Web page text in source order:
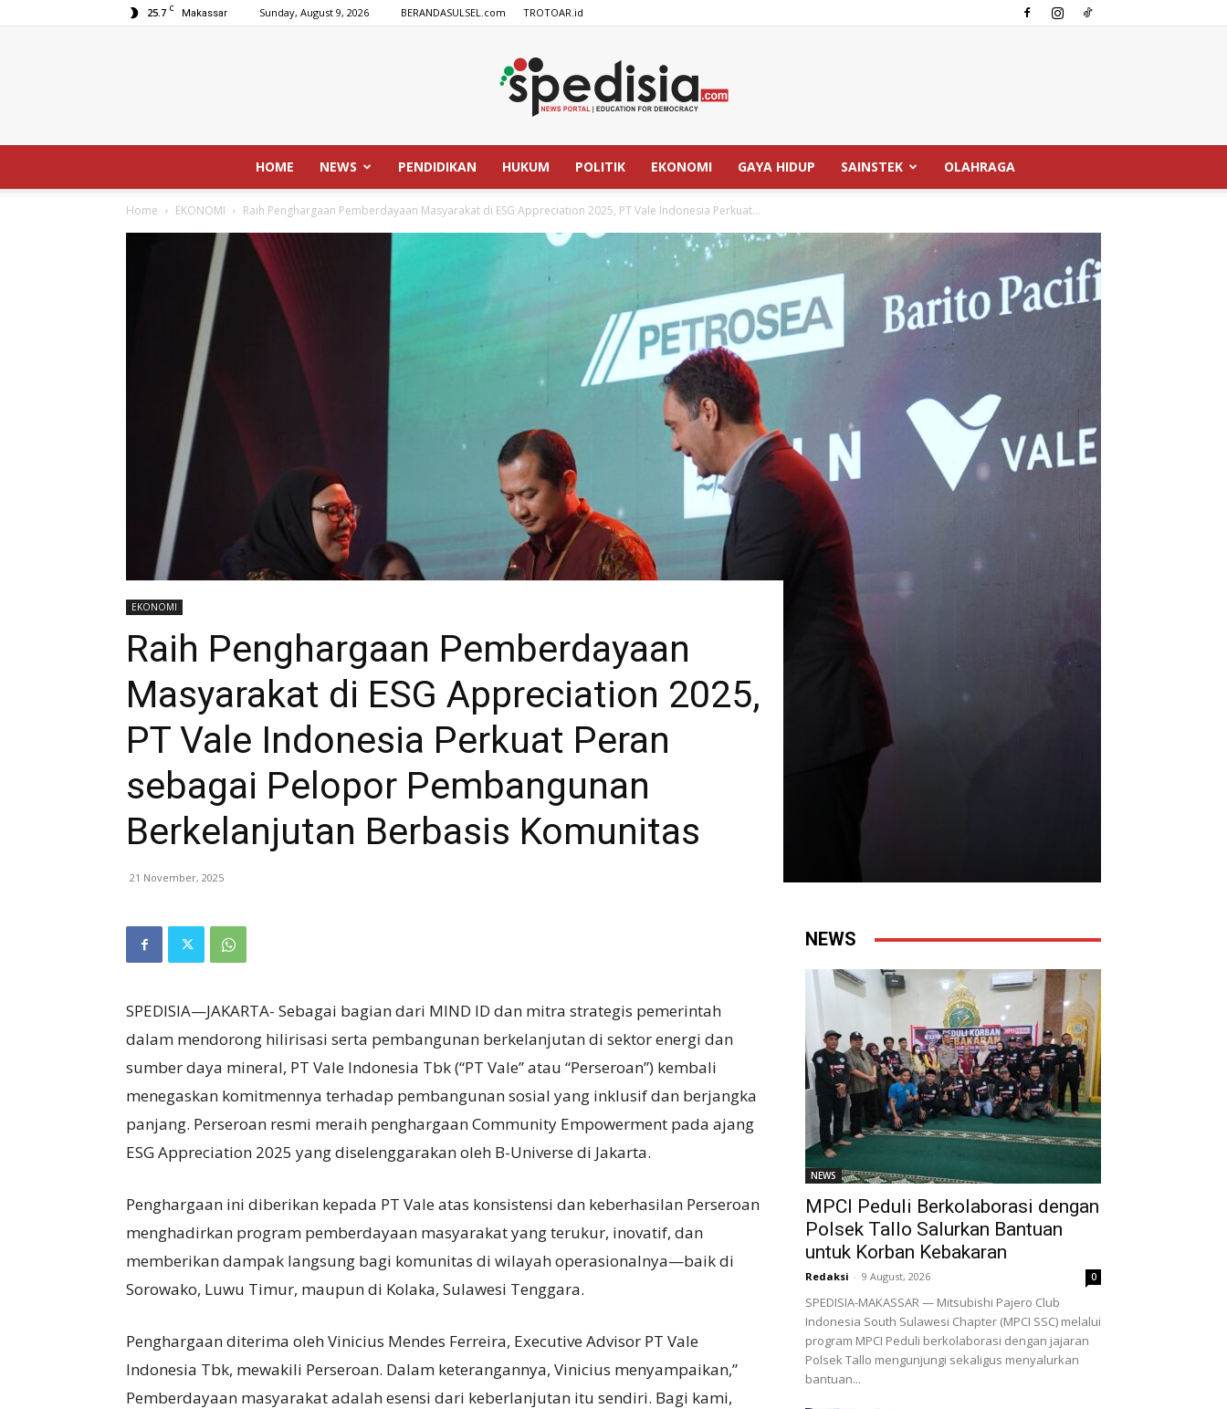
25.7 C Makassar Sunday, August 9, 2026 BERANDASULSEL.com TROTOAR.id
SPEDISIA.com
HOME NEWS PENDIDIKAN HUKUM POLITIK EKONOMI GAYA HIDUP SAINSTEK OLAHRAGA
Home EKONOMI Raih Penghargaan Pemberdayaan Masyarakat di ESG Appreciation 2025, PT Vale Indonesia Perkuat...
EKONOMI
Raih Penghargaan Pemberdayaan
Masyarakat di ESG Appreciation 2025,
PT Vale Indonesia Perkuat Peran
sebagai Pelopor Pembangunan
Berkelanjutan Berbasis Komunitas
21 November, 2025
SPEDISIA—JAKARTA- Sebagai bagian dari MIND ID dan mitra strategis pemerintah
dalam mendorong hilirisasi serta pembangunan berkelanjutan di sektor energi dan
sumber daya mineral, PT Vale Indonesia Tbk (“PT Vale” atau “Perseroan”) kembali
menegaskan komitmennya terhadap pembangunan sosial yang inklusif dan berjangka
panjang. Perseroan resmi meraih penghargaan Community Empowerment pada ajang
ESG Appreciation 2025 yang diselenggarakan oleh B-Universe di Jakarta.
Penghargaan ini diberikan kepada PT Vale atas konsistensi dan keberhasilan Perseroan
menghadirkan program pemberdayaan masyarakat yang terukur, inovatif, dan
memberikan dampak langsung bagi komunitas di wilayah operasionalnya—baik di
Sorowako, Luwu Timur, maupun di Kolaka, Sulawesi Tenggara.
Penghargaan diterima oleh Vinicius Mendes Ferreira, Executive Advisor PT Vale
Indonesia Tbk, mewakili Perseroan. Dalam keterangannya, Vinicius menyampaikan,”
Pemberdayaan masyarakat adalah esensi dari keberlanjutan itu sendiri. Bagi kami,
NEWS
NEWS
MPCI Peduli Berkolaborasi dengan
Polsek Tallo Salurkan Bantuan
untuk Korban Kebakaran
Redaksi - 9 August, 2026 0
SPEDISIA-MAKASSAR — Mitsubishi Pajero Club
Indonesia South Sulawesi Chapter (MPCI SSC) melalui
program MPCI Peduli berkolaborasi dengan jajaran
Polsek Tallo mengunjungi sekaligus menyalurkan
bantuan...